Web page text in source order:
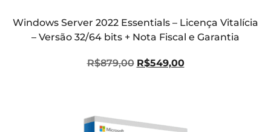
Windows Server 2022 Essentials – Licença Vitalícia
– Versão 32/64 bits + Nota Fiscal e Garantia
R$879,00 R$549,00